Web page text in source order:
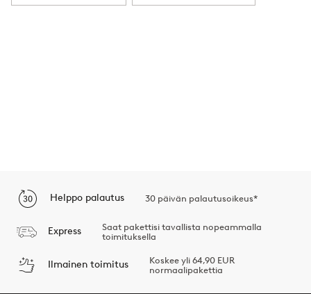
Helppo palautus 30 päivän palautusoikeus*
Express
Saat pakettisi tavallista nopeammalla
toimituksella
Ilmainen toimitus
Koskee yli 64,90 EUR
normaalipakettia